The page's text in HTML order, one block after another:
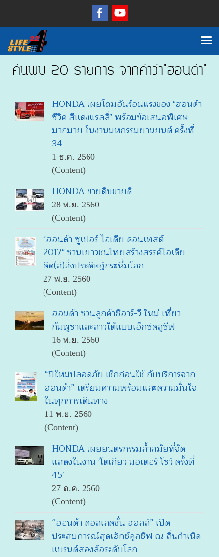
ค้นพบ 20 รายการ จากคำว่า"ฮอนด้า"
HONDA เผยโฉมอันร้อนแรงของ "ฮอนด้า
ซีวิค สีแดงแรลลี่" พร้อมข้อเสนอพิเศษ
มากมาย ในงานมหกรรมยานยนต์ ครั้งที่
34
1 ธ.ค. 2560
(Content)
HONDA ขายดิบขายดี
28 พ.ย. 2560
(Content)
"ฮอนด้า ซูเปอร์ ไอเดีย คอนเทสต์
2017" ชวนเยาวชนไทยสร้างสรรค์ไอเดีย
คิด(ส์)สิ่งประดิษฐ์กระหึ่มโลก
27 พ.ย. 2560
(Content)
ฮอนด้า ชวนลูกค้าซีอาร์-วี ใหม่ เที่ยว
กัมพูชาและลาวใต้แบบเอ็กซ์คลูซีฟ
16 พ.ย. 2560
(Content)
“ปีใหม่ปลอดภัย เช็กก่อนใช้ กับบริการจาก
ฮอนด้า” เตรียมความพร้อมและความมั่นใจ
ในทุกการเดินทาง
11 พ.ย. 2560
(Content)
HONDA เผยยนตรกรรมล้ำสมัยที่จัด
แสดงในงาน 'โตเกียว มอเตอร์ โชว์ ครั้งที่
45'
27 ต.ค. 2560
(Content)
“ฮอนด้า คอลเลคชั่น ฮอลล์” เปิด
ประสบการณ์สุดเอ็กซ์คูลซีฟ ณ ถิ่นกำเนิด
แบรนด์สองล้อระดับโลก